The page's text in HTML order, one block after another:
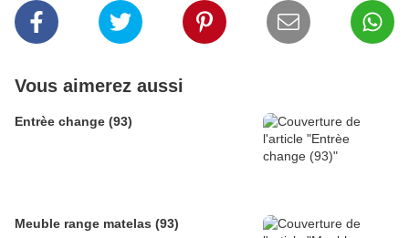
Vous aimerez aussi
Entrèe change (93)
Meuble range matelas (93)